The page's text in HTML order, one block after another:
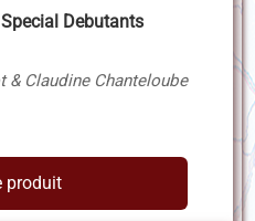
Debutants
& Claudine Chanteloube
produit